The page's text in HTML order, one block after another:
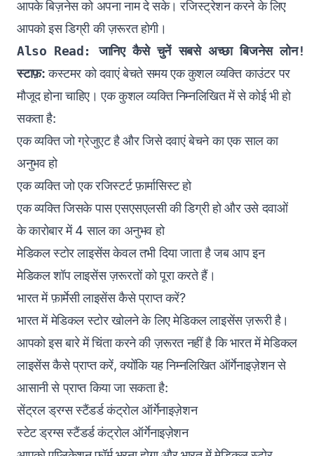
आपके बिज़नेस को अपना नाम दे सके। रजिस्ट्रेशन करने के लिए
आपको इस डिग्री की ज़रूरत होगी।
Also Read: जानिए कैसे चुनें सबसे अच्छा बिजनेस लोन!
स्टाफ़:कस्टमर को दवाएं बेचते समय एक कुशल व्यक्ति काउंटर पर
मौजूद होना चाहिए। एक कुशल व्यक्ति निम्नलिखित में से कोई भी हो
सकता है:
एक व्यक्ति जो ग्रेजुएट है और जिसे दवाएं बेचने का एक साल का
अनुभव हो
एक व्यक्ति जो एक रजिस्टर्ट फ़ार्मासिस्ट हो
एक व्यक्ति जिसके पास एसएसएलसी की डिग्री हो और उसे दवाओं
के कारोबार में 4 साल का अनुभव हो
मेडिकल स्टोर लाइसेंस केवल तभी दिया जाता है जब आप इन
मेडिकल शॉप लाइसेंस ज़रूरतों को पूरा करते हैं।
भारत में फ़ार्मेसी लाइसेंस कैसे प्राप्त करें?
भारत में मेडिकल स्टोर खोलने के लिए मेडिकल लाइसेंस ज़रूरी है।
आपको इस बारे में चिंता करने की ज़रूरत नहीं है कि भारत में मेडिकल
लाइसेंस कैसे प्राप्त करें, क्योंकि यह निम्नलिखित ऑर्गेनाइज़ेशन से
आसानी से प्राप्त किया जा सकता है:
सेंट्रल ड्रग्स स्टैंडर्ड कंट्रोल ऑर्गेनाइज़ेशन
स्टेट ड्रग्स स्टैंडर्ड कंट्रोल ऑर्गेनाइज़ेशन